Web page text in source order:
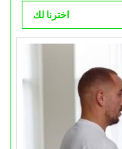
اخترنا لك